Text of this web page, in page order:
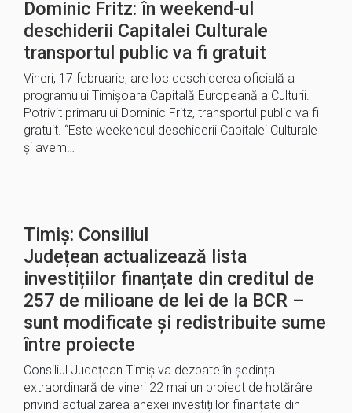
Dominic Fritz: în weekend-ul
deschiderii Capitalei Culturale
transportul public va fi gratuit
Vineri, 17 februarie, are loc deschiderea oficială a
programului Timișoara Capitală Europeană a Culturii.
Potrivit primarului Dominic Fritz, transportul public va fi
gratuit. “Este weekendul deschiderii Capitalei Culturale
și avem…
Timiș: Consiliul
Județean actualizează lista
investițiilor finanțate din creditul de
257 de milioane de lei de la BCR –
sunt modificate și redistribuite sume
între proiecte
Consiliul Județean Timiș va dezbate în ședința
extraordinară de vineri 22 mai un proiect de hotărâre
privind actualizarea anexei investițiilor finanțate din